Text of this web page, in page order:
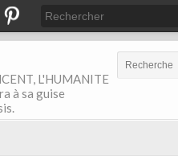
L'HUMANITE
à sa guise